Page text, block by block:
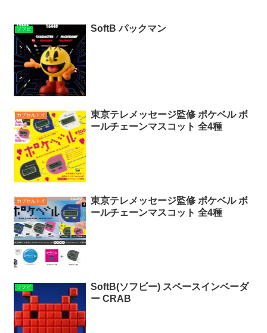
ソフビ SoftB パックマン
カプセルトイ
東京テレメッセージ監修 ポケベル ボ
ールチェーンマスコット 全4種
カプセルトイ
東京テレメッセージ監修 ポケベル ボ
ールチェーンマスコット 全4種
ソフビ
SoftB(ソフビー) スペースインベーダ
ー CRAB